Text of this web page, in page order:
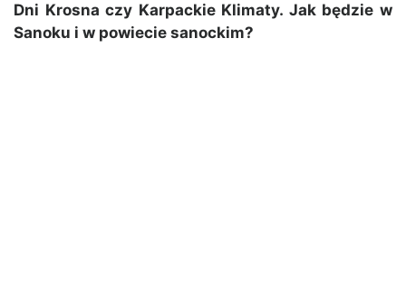
Dni Krosna czy Karpackie Klimaty. Jak będzie w
Sanoku i w powiecie sanockim?